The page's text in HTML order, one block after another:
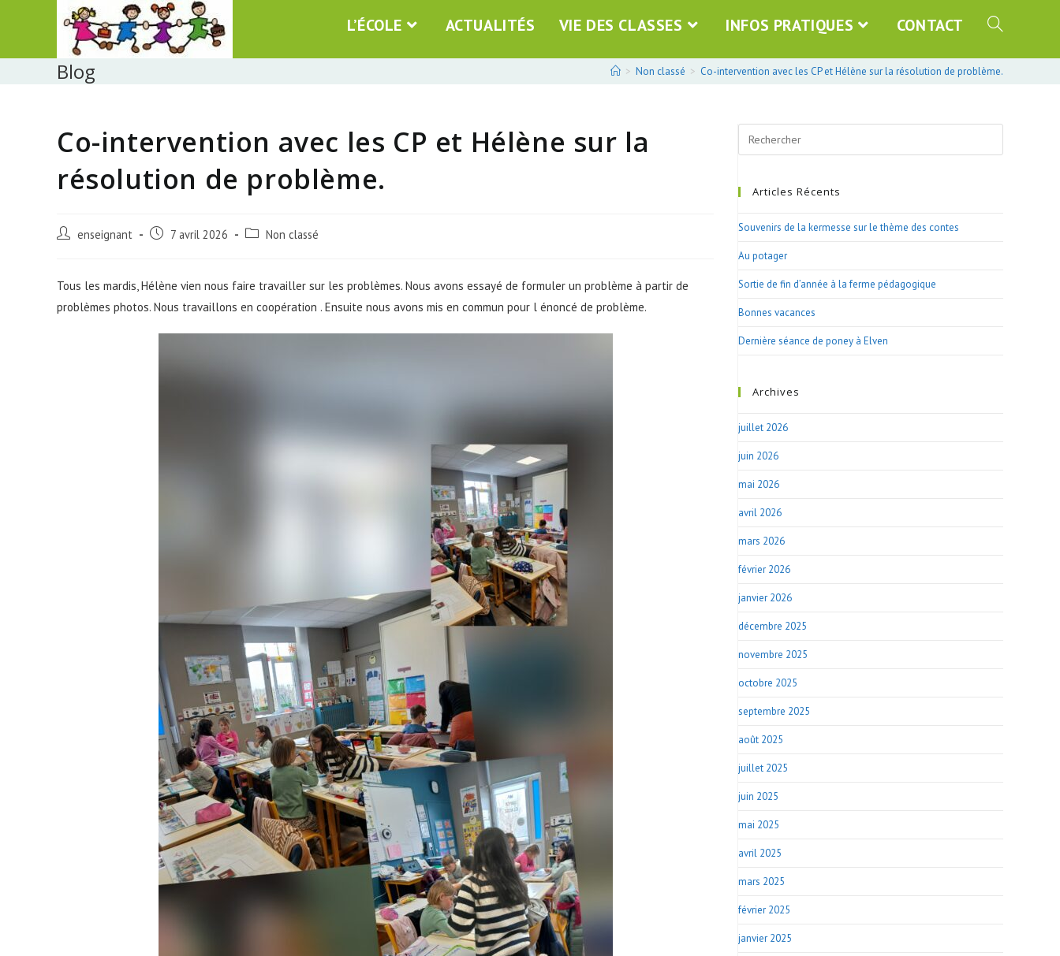
L’ÉCOLE ACTUALITÉS VIE DES CLASSES INFOS PRATIQUES CONTACT
Blog > Non classé > Co-intervention avec les CP et Hélène sur la résolution de problème.
Co-intervention avec les CP et Hélène sur la
résolution de problème.
Post enseignant
Post 7 avril 2026
Post Non classé
Tous les mardis, Hélène vien nous faire travailler sur les problèmes. Nous avons essayé de formuler un problème à partir de
problèmes photos. Nous travaillons en coopération . Ensuite nous avons mis en commun pour l énoncé de problème.
Search
this
Articles Récents
Souvenirs de la kermesse sur le thème des contes
Au potager
Sortie de fin d’année à la ferme pédagogique
Bonnes vacances
Dernière séance de poney à Elven
Archives
juillet 2026
juin 2026
mai 2026
avril 2026
mars 2026
février 2026
janvier 2026
décembre 2025
novembre 2025
octobre 2025
septembre 2025
août 2025
juillet 2025
juin 2025
mai 2025
avril 2025
mars 2025
février 2025
janvier 2025